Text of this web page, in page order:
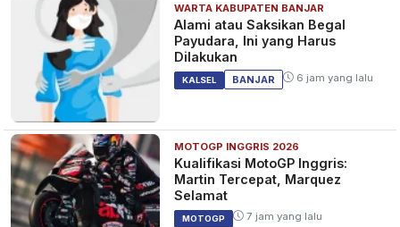
WARTA KABUPATEN BANJAR
Alami atau Saksikan Begal
Payudara, Ini yang Harus
Dilakukan
KALSEL BANJAR 6 jam yang lalu
MOTOGP INGGRIS 2026
Kualifikasi MotoGP Inggris:
Martin Tercepat, Marquez
Selamat
MOTOGP 7 jam yang lalu